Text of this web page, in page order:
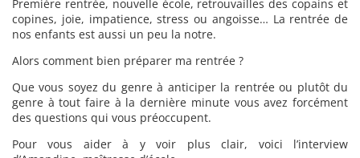
Première rentrée, nouvelle école, retrouvailles des copains et
copines, joie, impatience, stress ou angoisse… La rentrée de
nos enfants est aussi un peu la notre.
Alors comment bien préparer ma rentrée ?
Que vous soyez du genre à anticiper la rentrée ou plutôt du
genre à tout faire à la dernière minute vous avez forcément
des questions qui vous préoccupent.
Pour vous aider à y voir plus clair, voici l’interview